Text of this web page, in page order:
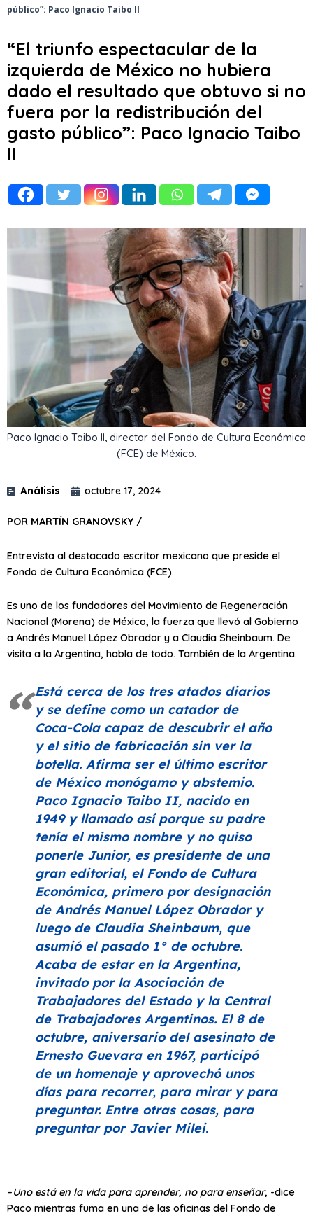
público”: Paco Ignacio Taibo II
“El triunfo espectacular de la
izquierda de México no hubiera
dado el resultado que obtuvo si no
fuera por la redistribución del
gasto público”: Paco Ignacio Taibo
II
Paco Ignacio Taibo II, director del Fondo de Cultura Económica
(FCE) de México.
Análisis octubre 17, 2024
POR MARTÍN GRANOVSKY /
Entrevista al destacado escritor mexicano que preside el
Fondo de Cultura Económica (FCE).
Es uno de los fundadores del Movimiento de Regeneración
Nacional (Morena) de México, la fuerza que llevó al Gobierno
a Andrés Manuel López Obrador y a Claudia Sheinbaum. De
visita a la Argentina, habla de todo. También de la Argentina.
Está cerca de los tres atados diarios
y se define como un catador de
Coca-Cola capaz de descubrir el año
y el sitio de fabricación sin ver la
botella. Afirma ser el último escritor
de México monógamo y abstemio.
Paco Ignacio Taibo II, nacido en
1949 y llamado así porque su padre
tenía el mismo nombre y no quiso
ponerle Junior, es presidente de una
gran editorial, el Fondo de Cultura
Económica, primero por designación
de Andrés Manuel López Obrador y
luego de Claudia Sheinbaum, que
asumió el pasado 1° de octubre.
Acaba de estar en la Argentina,
invitado por la Asociación de
Trabajadores del Estado y la Central
de Trabajadores Argentinos. El 8 de
octubre, aniversario del asesinato de
Ernesto Guevara en 1967, participó
de un homenaje y aprovechó unos
días para recorrer, para mirar y para
preguntar. Entre otras cosas, para
preguntar por Javier Milei.
–Uno está en la vida para aprender, no para enseñar, -dice
Paco mientras fuma en una de las oficinas del Fondo de